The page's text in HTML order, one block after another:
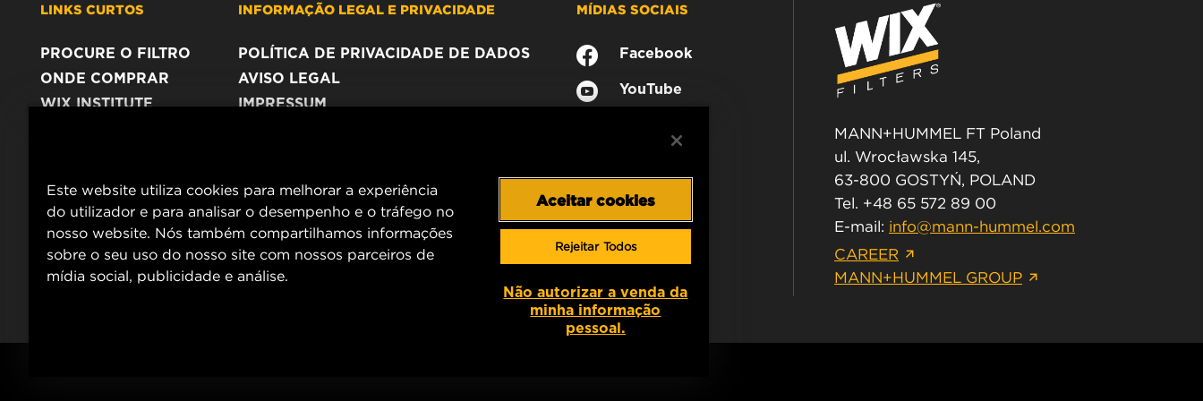
LINKS CURTOS
PROCURE O FILTRO
ONDE COMPRAR
WIX INSTITUTE
INFORMAÇÃO LEGAL E PRIVACIDADE
POLÍTICA DE PRIVACIDADE DE DADOS
AVISO LEGAL
IMPRESSUM
MÍDIAS SOCIAIS
Facebook
YouTube
MANN+HUMMEL FT Poland
ul. Wrocławska 145,
63-800 GOSTYŃ, POLAND
Tel. +48 65 572 89 00
E-mail: info@mann-hummel.com
CAREER
MANN+HUMMEL GROUP
Este website utiliza cookies para melhorar a experiência
do utilizador e para analisar o desempenho e o tráfego no
nosso website. Nós também compartilhamos informações
sobre o seu uso do nosso site com nossos parceiros de
mídia social, publicidade e análise.
Aceitar cookies
Rejeitar Todos
Não autorizar a venda da
minha informação
pessoal.